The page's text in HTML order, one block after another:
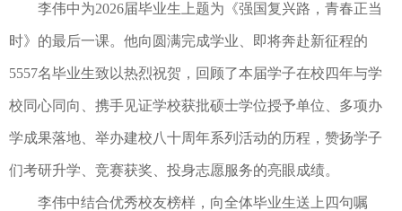
李伟中为2026届毕业生上题为《强国复兴路，青春正当
时》的最后一课。他向圆满完成学业、即将奔赴新征程的
5557名毕业生致以热烈祝贺，回顾了本届学子在校四年与学
校同心同向、携手见证学校获批硕士学位授予单位、多项办
学成果落地、举办建校八十周年系列活动的历程，赞扬学子
们考研升学、竞赛获奖、投身志愿服务的亮眼成绩。
李伟中结合优秀校友榜样，向全体毕业生送上四句嘱